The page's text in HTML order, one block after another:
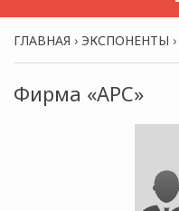
ГЛАВНАЯ › ЭКСПОНЕНТЫ ›
Фирма «АРС»